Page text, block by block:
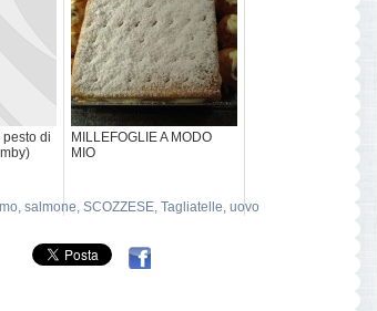
di
MILLEFOGLIE A MODO
MIO
, salmone, SCOZZESE, Tagliatelle, uovo